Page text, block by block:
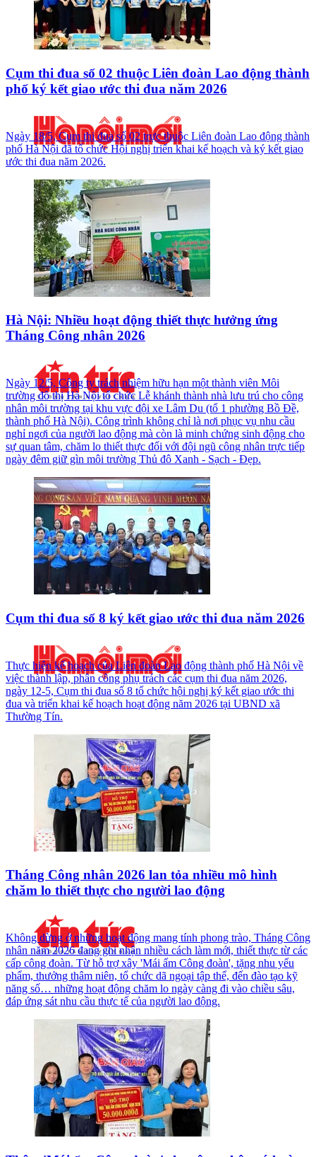
Cụm thi đua số 02 thuộc Liên đoàn Lao động thành
phố ký kết giao ước thi đua năm 2026
Ngày 18/5, Cụm thi đua số 02 trực thuộc Liên đoàn Lao động thành
phố Hà Nội đã tổ chức Hội nghị triển khai kế hoạch và ký kết giao
ước thi đua năm 2026.
Hà Nội: Nhiều hoạt động thiết thực hưởng ứng
Tháng Công nhân 2026
Ngày 12/5, Công ty trách nhiệm hữu hạn một thành viên Môi
trường đô thị Hà Nội tổ chức Lễ khánh thành nhà lưu trú cho công
nhân môi trường tại khu vực đội xe Lâm Du (tổ 1 phường Bồ Đề,
thành phố Hà Nội). Công trình không chỉ là nơi phục vụ nhu cầu
nghỉ ngơi của người lao động mà còn là minh chứng sinh động cho
sự quan tâm, chăm lo thiết thực đối với đội ngũ công nhân trực tiếp
ngày đêm giữ gìn môi trường Thủ đô Xanh - Sạch - Đẹp.
Cụm thi đua số 8 ký kết giao ước thi đua năm 2026
Thực hiện kế hoạch của Liên đoàn Lao động thành phố Hà Nội về
việc thành lập, phân công phụ trách các cụm thi đua năm 2026,
ngày 12-5, Cụm thi đua số 8 tổ chức hội nghị ký kết giao ước thi
đua và triển khai kế hoạch hoạt động năm 2026 tại UBND xã
Thường Tín.
Tháng Công nhân 2026 lan tỏa nhiều mô hình
chăm lo thiết thực cho người lao động
Không dừng ở những hoạt động mang tính phong trào, Tháng Công
nhân năm 2026 đang ghi nhận nhiều cách làm mới, thiết thực từ các
cấp công đoàn. Từ hỗ trợ xây 'Mái ấm Công đoàn', tặng nhu yếu
phẩm, thưởng thâm niên, tổ chức dã ngoại tập thể, đến đào tạo kỹ
năng số… những hoạt động chăm lo ngày càng đi vào chiều sâu,
đáp ứng sát nhu cầu thực tế của người lao động.